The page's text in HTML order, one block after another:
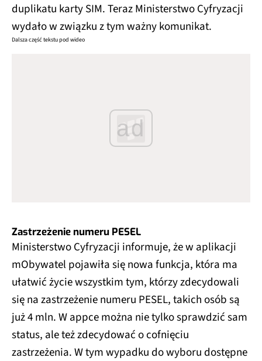
duplikatu karty SIM. Teraz Ministerstwo Cyfryzacji
wydało w związku z tym ważny komunikat.
Dalsza część tekstu pod wideo
ad
Zastrzeżenie numeru PESEL
Ministerstwo Cyfryzacji informuje, że w aplikacji
mObywatel pojawiła się nowa funkcja, która ma
ułatwić życie wszystkim tym, którzy zdecydowali
się na zastrzeżenie numeru PESEL, takich osób są
już 4 mln. W appce można nie tylko sprawdzić sam
status, ale też zdecydować o cofnięciu
zastrzeżenia. W tym wypadku do wyboru dostępne